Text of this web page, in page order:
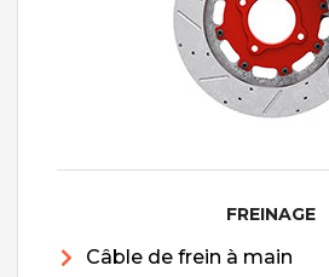
FREINAGE
Câble de frein à main